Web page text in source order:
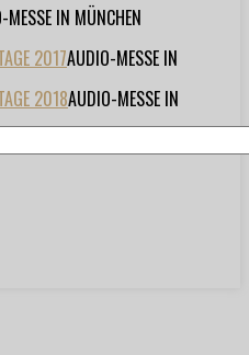
MESSE IN MÜNCHEN
2017AUDIO-MESSE IN
2018AUDIO-MESSE IN